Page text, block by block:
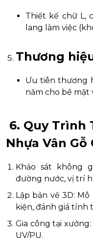
Thiết kế chữ L,
lang làm việc
Thương
Ưu tiên thương
năm cho bề mặt
6. Quy Trình
Nhựa Vân
Khảo sát không
đường nước, vị trí
Lập bản vẽ 3D:
kiện, đánh giá tính
Gia công tại
UV/PU.